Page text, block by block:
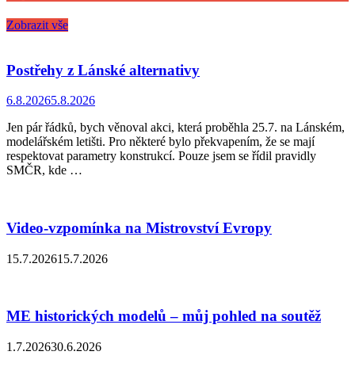
Zobrazit vše
Postřehy z Lánské alternativy
6.8.20265.8.2026
Jen pár řádků, bych věnoval akci, která proběhla 25.7. na Lánském,
modelářském letišti. Pro některé bylo překvapením, že se mají
respektovat parametry konstrukcí. Pouze jsem se řídil pravidly
SMČR, kde …
Video-vzpomínka na Mistrovství Evropy
15.7.202615.7.2026
ME historických modelů – můj pohled na soutěž
1.7.202630.6.2026